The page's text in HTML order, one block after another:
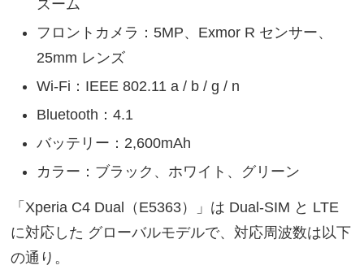
ズーム
フロントカメラ：5MP、Exmor R センサー、
25mm レンズ
Wi-Fi：IEEE 802.11 a / b / g / n
Bluetooth：4.1
バッテリー：2,600mAh
カラー：ブラック、ホワイト、グリーン
「Xperia C4 Dual（E5363）」は Dual-SIM と LTE
に対応した グローバルモデルで、対応周波数は以下
の通り。